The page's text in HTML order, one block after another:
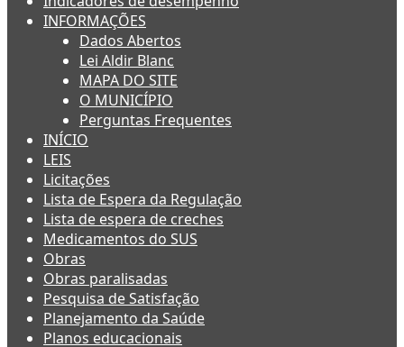
INFORMAÇÕES
Dados Abertos
Lei Aldir Blanc
MAPA DO SITE
O MUNICÍPIO
Perguntas Frequentes
INÍCIO
LEIS
Licitações
Lista de Espera da Regulação
Lista de espera de creches
Medicamentos do SUS
Obras
Obras paralisadas
Pesquisa de Satisfação
Planejamento da Saúde
Planos educacionais